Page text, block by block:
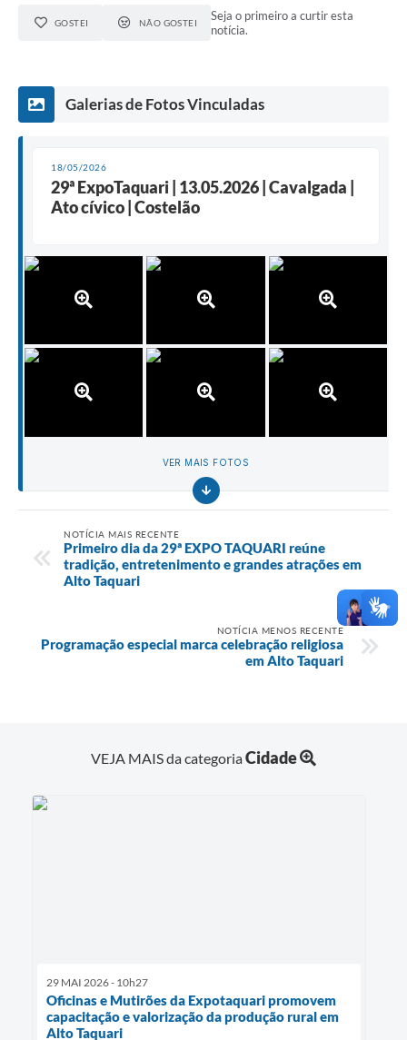
GOSTEI NÃO GOSTEI
Seja o primeiro a curtir esta
notícia.
Galerias de Fotos Vinculadas
18/05/2026
29ª ExpoTaquari | 13.05.2026 | Cavalgada |
Ato cívico | Costelão
VER MAIS FOTOS
NOTÍCIA MAIS RECENTE
Primeiro dia da 29ª EXPO TAQUARI reúne
tradição, entretenimento e grandes atrações em
Alto Taquari
NOTÍCIA MENOS RECENTE
Programação especial marca celebração religiosa
em Alto Taquari
VEJA MAIS da categoriaCidade
29 MAI 2026 - 10h27
Oficinas e Mutirões da Expotaquari promovem
capacitação e valorização da produção rural em
Alto Taquari